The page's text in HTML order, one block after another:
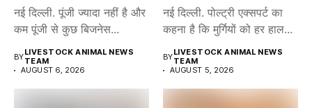
नई दिल्ली. पूंजी ज्यादा नहीं है और
कम पूंजी से कुछ बिजनेस...
BYLIVESTOCK ANIMAL NEWS
TEAM
AUGUST 6, 2026
नई दिल्ली. पोल्ट्री एक्सपर्ट का
कहना है कि मुर्गियों को हर हाल...
BYLIVESTOCK ANIMAL NEWS
TEAM
AUGUST 5, 2026